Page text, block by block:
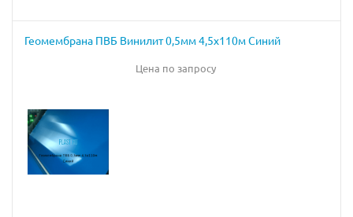
Геомембрана ПВБ Винилит 0,5мм 4,5х110м Синий
Цена по запросу